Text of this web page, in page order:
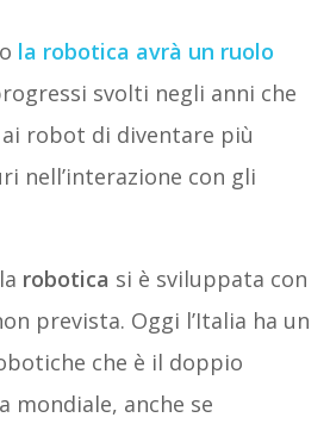
la robotica avrà un ruolo
svolti negli anni che
robot di diventare più
nell’interazione con gli
robotica si è sviluppata con
prevista. Oggi l’Italia ha un
che è il doppio
mondiale, anche se